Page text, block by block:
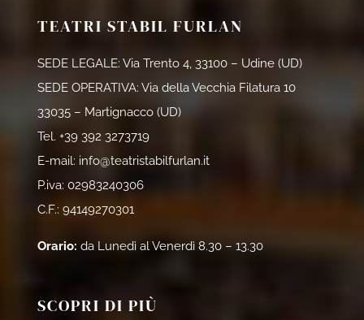
TEATRI STABIL FURLAN
SEDE LEGALE: Via Trento 4, 33100 – Udine (UD)
SEDE OPERATIVA: Via della Vecchia Filatura 10
33035 – Martignacco (UD)
Tel. +39 392 3273719
E-mail: info@teatristabilfurlan.it
P.iva: 02983240306
C.F.: 94149270301
Orario: da Lunedì al Venerdì 8.30 – 13.30
SCOPRI DI PIÙ